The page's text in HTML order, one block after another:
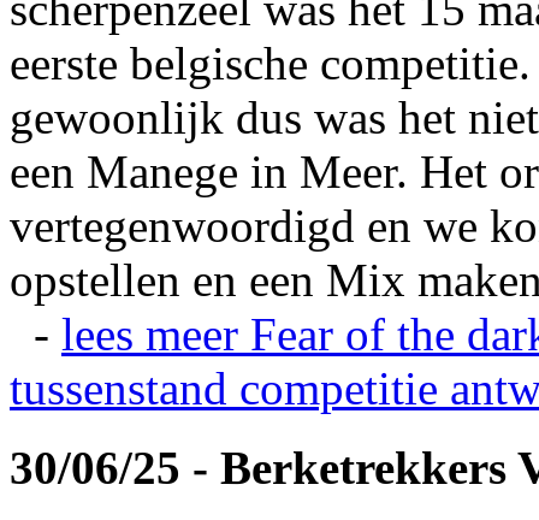
eerste belgische
gewoonlijk dus was het
een Manege in Meer. Het
vertegenwoordigd en we
opstellen en een Mix
- lees meer Fear of the
tussenstand competitie
30/06/25 - Berketrekkers